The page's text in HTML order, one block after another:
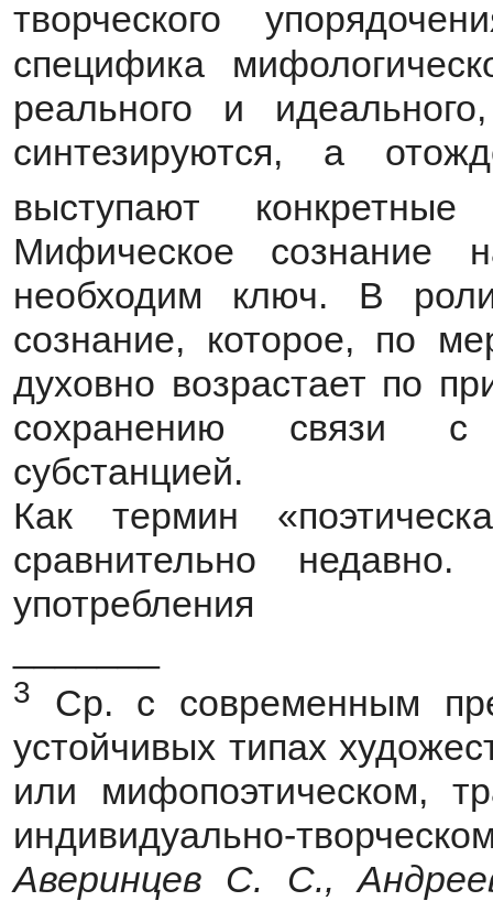
творческого
специфика
реального и
синтезируются, а
выступают
Мифическое сознание
необходим ключ. В
сознание, которое, по
духовно возрастает по
сохранению связи с
субстанцией.
Как термин
сравнительно
употребления
3
Ср. с современным
устойчивых типах
или мифопоэтическом,
индивидуально-
Аверинцев С. С.,